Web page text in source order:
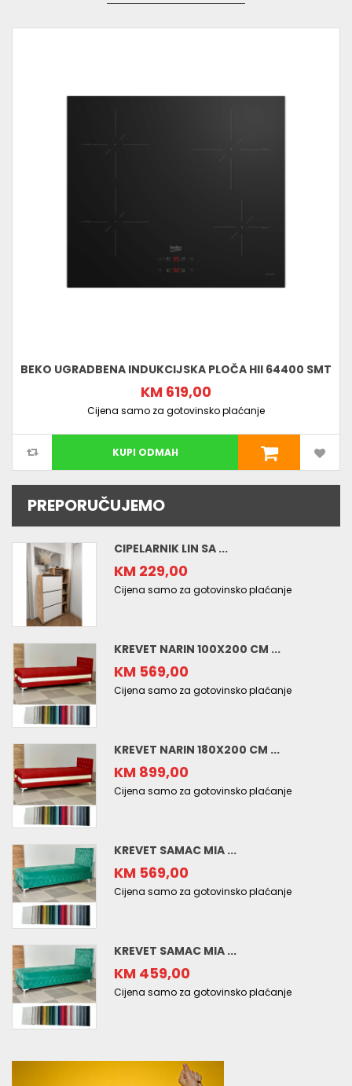
BEKO UGRADBENA INDUKCIJSKA PLOČA HII 64400 SMT
KM 619,00
Cijena samo za gotovinsko plaćanje
KUPI ODMAH
PREPORUČUJEMO
CIPELARNIK LIN SA ...
KM 229,00
Cijena samo za gotovinsko plaćanje
KREVET NARIN 100X200 CM ...
KM 569,00
Cijena samo za gotovinsko plaćanje
KREVET NARIN 180X200 CM ...
KM 899,00
Cijena samo za gotovinsko plaćanje
KREVET SAMAC MIA ...
KM 569,00
Cijena samo za gotovinsko plaćanje
KREVET SAMAC MIA ...
KM 459,00
Cijena samo za gotovinsko plaćanje